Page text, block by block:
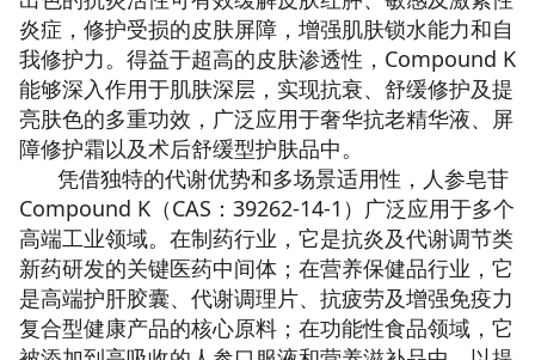
炎症，修护受损的皮肤屏障，增强肌肤锁水能力和自
我修护力。得益于超高的皮肤渗透性，Compound K
能够深入作用于肌肤深层，实现抗衰、舒缓修护及提
亮肤色的多重功效，广泛应用于奢华抗老精华液、屏
障修护霜以及术后舒缓型护肤品中。
凭借独特的代谢优势和多场景适用性，人参皂苷
Compound K（CAS：39262-14-1）广泛应用于多个
高端工业领域。在制药行业，它是抗炎及代谢调节类
新药研发的关键医药中间体；在营养保健品行业，它
是高端护肝胶囊、代谢调理片、抗疲劳及增强免疫力
复合型健康产品的核心原料；在功能性食品领域，它